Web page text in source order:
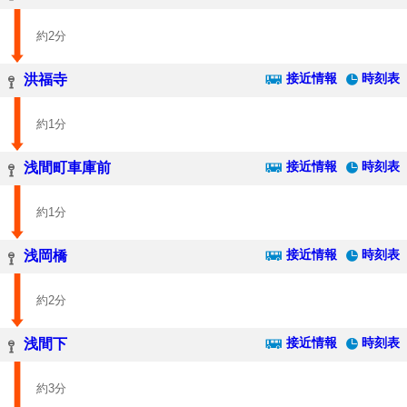
約2分
洪福寺 接近情報 時刻表
約1分
浅間町車庫前 接近情報 時刻表
約1分
浅岡橋 接近情報 時刻表
約2分
浅間下 接近情報 時刻表
約3分